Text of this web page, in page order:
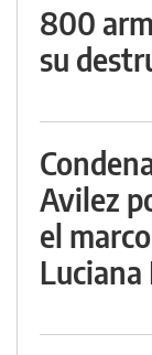
800
su
Avilez
el